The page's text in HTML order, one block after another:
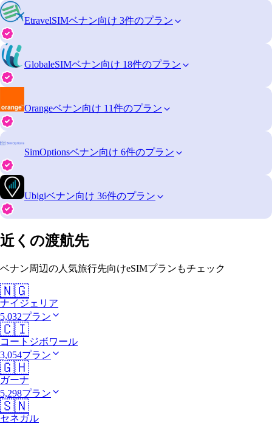
EtravelSIMベナン向け 3件のプラン
GlobaleSIMベナン向け 18件のプラン
Orangeベナン向け 11件のプラン
SimOptionsベナン向け 6件のプラン
Ubigiベナン向け 36件のプラン
近くの渡航先
ベナン周辺の人気旅行先向けeSIMプランもチェック
🇳🇬
ナイジェリア
5,032プラン
🇨🇮
コートジボワール
3,054プラン
🇬🇭
ガーナ
5,298プラン
🇸🇳
セネガル